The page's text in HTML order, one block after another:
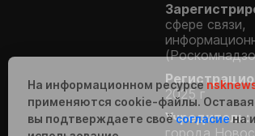
сфере связи,
2025 г.
Учредитель:
На информационном ресурсе
применяются cookie-файлы.
вы подтверждаете своёсогласиена